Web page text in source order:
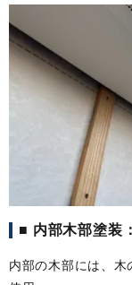
■ 内部木部塗装
内部の木部には、